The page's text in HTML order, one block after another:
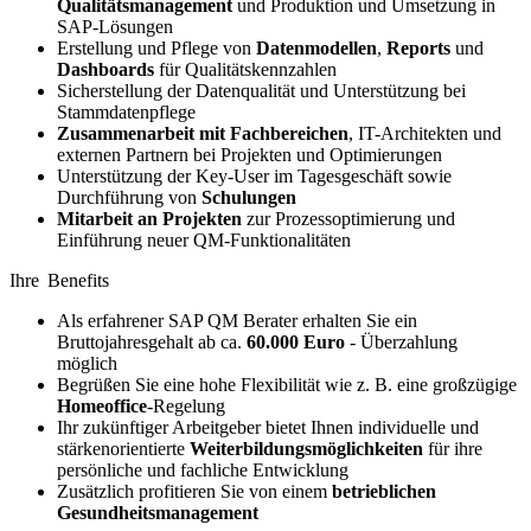
Qualitätsmanagement und Produktion und Umsetzung in
SAP-Lösungen
Erstellung und Pflege von Datenmodellen, Reports und
Dashboards für Qualitätskennzahlen
Sicherstellung der Datenqualität und Unterstützung bei
Stammdatenpflege
Zusammenarbeit mit Fachbereichen, IT-Architekten und
externen Partnern bei Projekten und Optimierungen
Unterstützung der Key-User im Tagesgeschäft sowie
Durchführung von Schulungen
Mitarbeit an Projekten zur Prozessoptimierung und
Einführung neuer QM-Funktionalitäten
Ihre Benefits
Als erfahrener SAP QM Berater erhalten Sie ein
Bruttojahresgehalt ab ca. 60.000 Euro - Überzahlung
möglich
Begrüßen Sie eine hohe Flexibilität wie z. B. eine großzügige
Homeoffice-Regelung
Ihr zukünftiger Arbeitgeber bietet Ihnen individuelle und
stärkenorientierte Weiterbildungsmöglichkeiten für ihre
persönliche und fachliche Entwicklung
Zusätzlich profitieren Sie von einem betrieblichen
Gesundheitsmanagement